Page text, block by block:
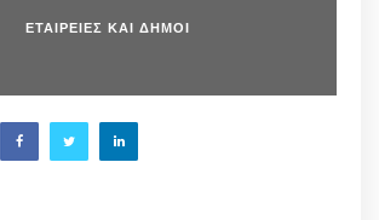
ΕΤΑΙΡΕΙΕΣ ΚΑΙ ΔΗΜΟΙ